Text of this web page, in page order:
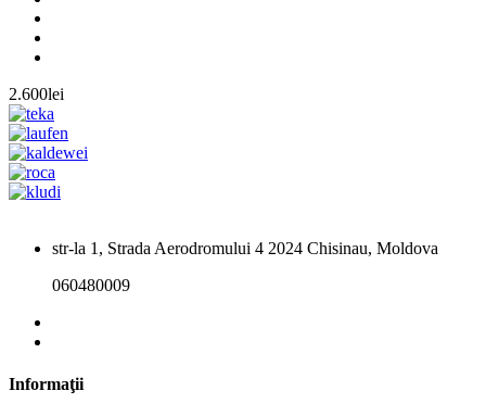
2.600lei
str-la 1, Strada Aerodromului 4 2024 Chisinau, Moldova
060480009
Informaţii